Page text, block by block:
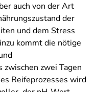
auch von der Art
der
und dem Stress
kommt die nötige
zwei Tagen
Reifeprozesses wird